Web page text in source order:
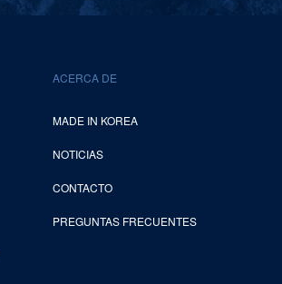
ACERCA DE
MADE IN KOREA
NOTICIAS
CONTACTO
PREGUNTAS FRECUENTES